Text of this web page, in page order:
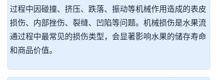
过程中因碰撞、挤压、跌落、振动等机械作用造成的表皮
损伤、内部挫伤、裂缝、凹陷等问题。机械损伤是水果流
通过程中最常见的损伤类型，会显著影响水果的储存寿命
和商品价值。